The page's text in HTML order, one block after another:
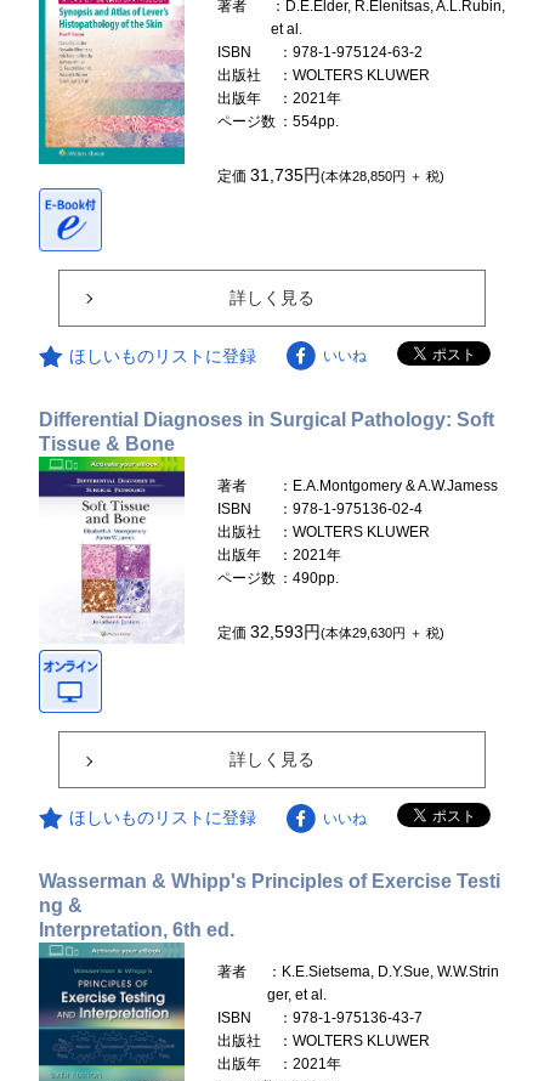
著者
：D.E.Elder, R.Elenitsas, A.L.Rubin,
et al.
ISBN
：978-1-975124-63-2
出版社
：WOLTERS KLUWER
出版年
：2021年
ページ数 ：554pp.
定価31,735円(本体28,850円 ＋ 税)
詳しく見る
ほしいものリストに登録 いいね
Differential Diagnoses in Surgical Pathology: Soft
Tissue & Bone
著者
：E.A.Montgomery & A.W.Jamess
ISBN
：978-1-975136-02-4
出版社
：WOLTERS KLUWER
出版年
：2021年
ページ数 ：490pp.
定価32,593円(本体29,630円 ＋ 税)
詳しく見る
ほしいものリストに登録 いいね
Wasserman & Whipp's Principles of Exercise Testi
ng &
Interpretation, 6th ed.
著者
：K.E.Sietsema, D.Y.Sue, W.W.Strin
ger, et al.
ISBN
：978-1-975136-43-7
出版社
：WOLTERS KLUWER
出版年
：2021年